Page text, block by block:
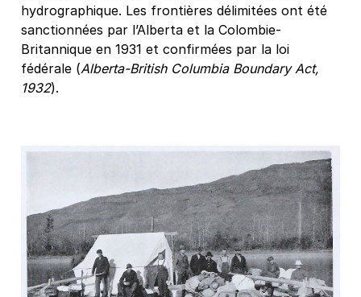
hydrographique. Les frontières délimitées ont été
sanctionnées par l’Alberta et la Colombie-
Britannique en 1931 et confirmées par la loi
fédérale (Alberta-British Columbia Boundary Act,
1932).